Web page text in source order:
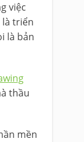
việc
triển
là bản
thầu
mền